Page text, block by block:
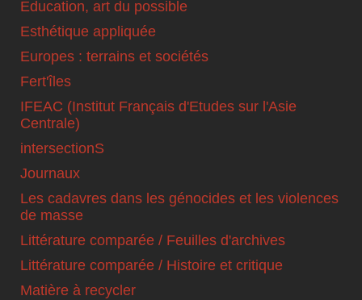
Education, art du possible
Esthétique appliquée
Europes : terrains et sociétés
Fert'îles
IFEAC (Institut Français d'Etudes sur l'Asie
Centrale)
intersectionS
Journaux
Les cadavres dans les génocides et les violences
de masse
Littérature comparée / Feuilles d'archives
Littérature comparée / Histoire et critique
Matière à recycler